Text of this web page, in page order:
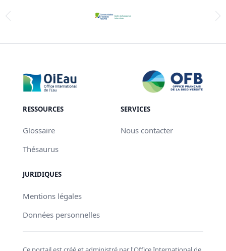
RESSOURCES
Glossaire
Thésaurus
SERVICES
Nous contacter
JURIDIQUES
Mentions légales
Données personnelles